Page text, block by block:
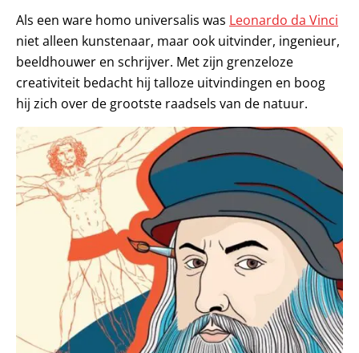
Als een ware homo universalis was Leonardo da Vinci
niet alleen kunstenaar, maar ook uitvinder, ingenieur,
beeldhouwer en schrijver. Met zijn grenzeloze
creativiteit bedacht hij talloze uitvindingen en boog
hij zich over de grootste raadsels van de natuur.